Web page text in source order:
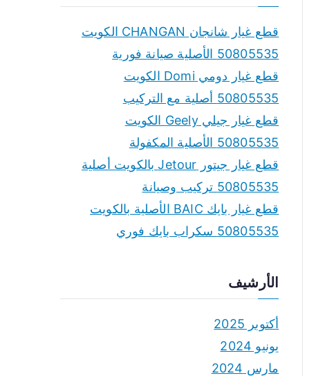
r
قطع غيار شانجان CHANGAN الكويت
50805535 الأصلية صيانة فورية
قطع غيار دومي Domi الكويت
50805535 أصلية مع التركيب
قطع غيار جيلي Geely الكويت
50805535 الأصلية المكفولة
قطع غيار جيتور Jetour بالكويت أصلية
50805535 تركيب وصيانة
قطع غيار بايك BAIC الأصلية بالكويت
50805535 سكراب بايك فوري
الأرشيف
أكتوبر 2025
يونيو 2024
مارس 2024